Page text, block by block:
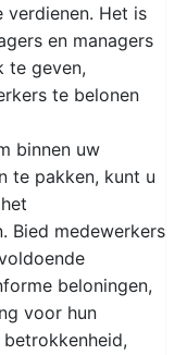
verdienen. Het is
en managers
te geven,
te belonen
binnen uw
te pakken, kunt u
Bied medewerkers
beloningen,
voor hun